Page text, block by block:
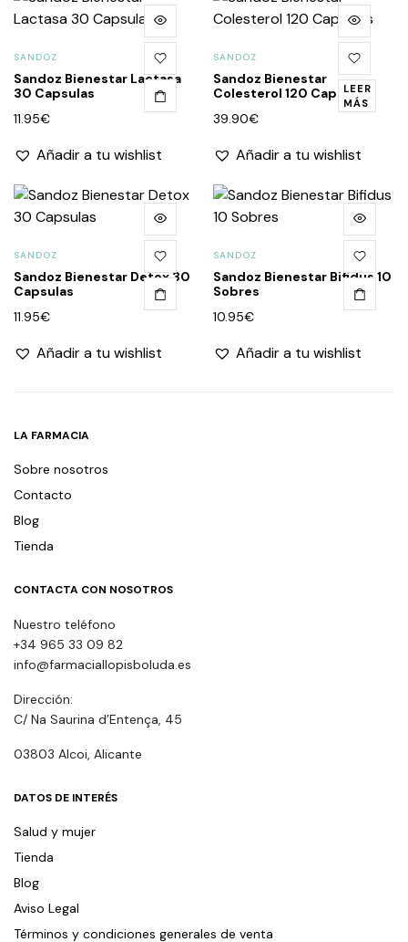
SANDOZ
Sandoz Bienestar Lactasa
30 Capsulas
11.95€
Añadir a tu wishlist
LEER
MÁS
SANDOZ
Sandoz Bienestar
Colesterol 120 Capsulas
39.90€
Añadir a tu wishlist
SANDOZ
Sandoz Bienestar Detox 30
Capsulas
11.95€
Añadir a tu wishlist
SANDOZ
Sandoz Bienestar Bifidus 10
Sobres
10.95€
Añadir a tu wishlist
LA FARMACIA
Sobre nosotros
Contacto
Blog
Tienda
CONTACTA CON NOSOTROS
Nuestro teléfono
+34 965 33 09 82
info@farmaciallopisboluda.es
Dirección:
C/ Na Saurina d’Entença, 45
03803 Alcoi, Alicante
DATOS DE INTERÉS
Salud y mujer
Tienda
Blog
Aviso Legal
Términos y condiciones generales de venta